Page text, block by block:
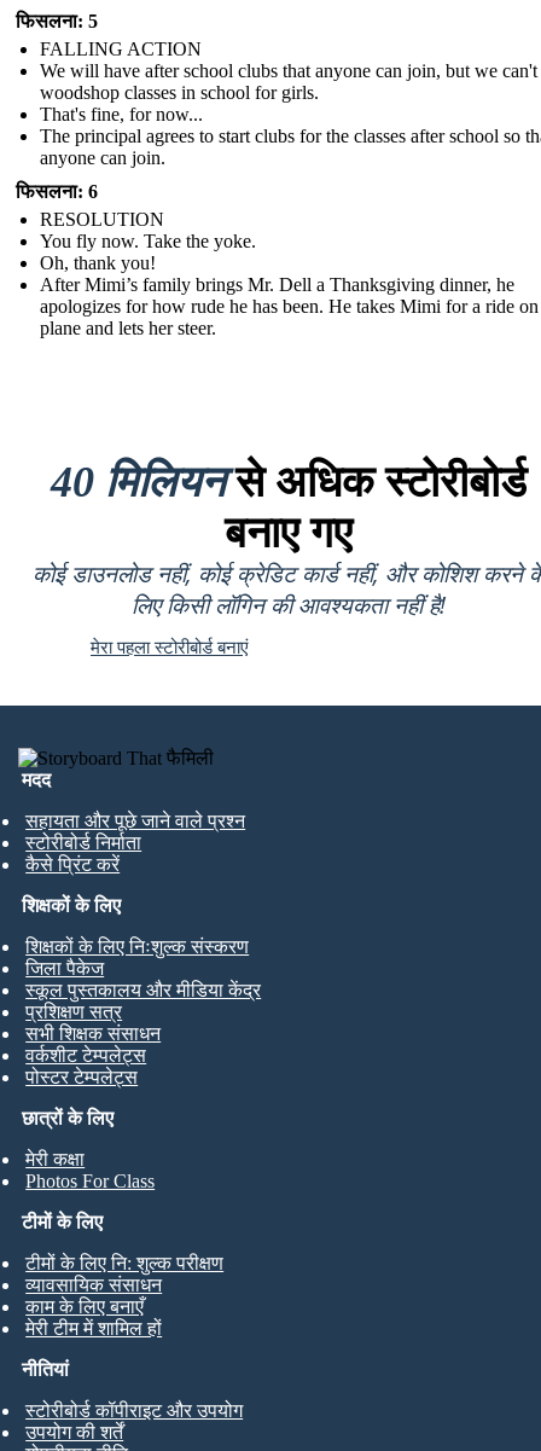
फिसलना: 5
FALLING ACTION
We will have after school clubs that anyone can join, but we can't
woodshop classes in school for girls.
That's fine, for now...
The principal agrees to start clubs for the classes after school so
anyone can join.
फिसलना: 6
RESOLUTION
You fly now. Take the yoke.
Oh, thank you!
After Mimi’s family brings Mr. Dell a Thanksgiving dinner, he
apologizes for how rude he has been. He takes Mimi for a ride
plane and lets her steer.
40 मिलियनसे अधिक स्टोरीबोर्ड
बनाए गए
कोई डाउनलोड नहीं, कोई क्रेडिट कार्ड नहीं, और कोशिश करने
लिए किसी लॉगिन की आवश्यकता नहीं है!
मेरा पहला स्टोरीबोर्ड बनाएं
मदद
सहायता और पूछे जाने वाले प्रश्न
स्टोरीबोर्ड निर्माता
कैसे प्रिंट करें
छात्रों के लिए
मेरी कक्षा
Photos For Class
शिक्षकों के लिए
शिक्षकों के लिए निःशुल्क संस्करण
जिला पैकेज
स्कूल पुस्तकालय और मीडिया केंद्र
प्रशिक्षण सत्र
सभी शिक्षक संसाधन
वर्कशीट टेम्पलेट्स
पोस्टर टेम्पलेट्स
टीमों के लिए
टीमों के लिए नि: शुल्क परीक्षण
व्यावसायिक संसाधन
काम के लिए बनाएँ
मेरी टीम में शामिल हों
नीतियां
स्टोरीबोर्ड कॉपीराइट और उपयोग
उपयोग की शर्तें